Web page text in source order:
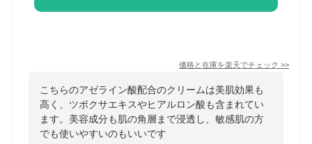
価格と在庫を楽天でチェック >>
こちらのアゼライン酸配合のクリームは美肌効果も
高く、ツボクサエキスやヒアルロン酸も含まれてい
ます。美容成分も肌の角層まで浸透し、敏感肌の方
でも使いやすいのもいいです